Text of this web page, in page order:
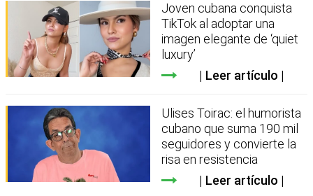
Joven cubana conquista
TikTok al adoptar una
imagen elegante de ‘quiet
luxury’
Leer artículo
Ulises Toirac: el humorista
cubano que suma 190 mil
seguidores y convierte la
risa en resistencia
Leer artículo